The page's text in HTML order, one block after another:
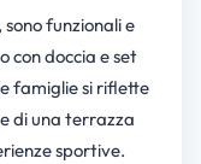
funzionali e
doccia e set
famiglie si riflette
di una terrazza
sportive.